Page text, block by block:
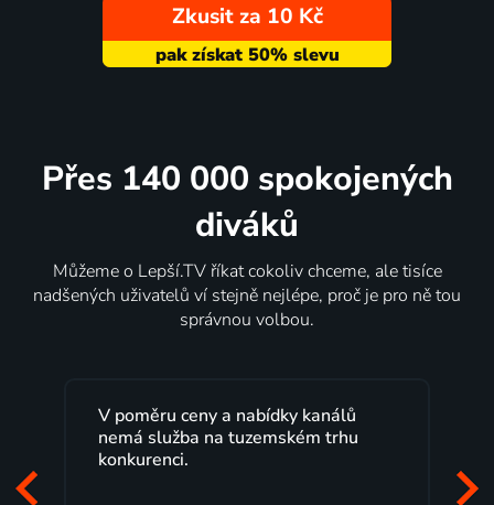
Zkusit za 10 Kč
Přes 140 000 spokojených
diváků
Můžeme o Lepší.TV říkat cokoliv chceme, ale tisíce
nadšených uživatelů ví stejně nejlépe, proč je pro ně tou
správnou volbou.
Lepší.TV sleduji už několik let s
maximální spokojeností. Velký výběr
programů a nemuset běžet k TV na